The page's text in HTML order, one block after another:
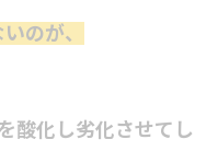
のが、
酸化し劣化させてし